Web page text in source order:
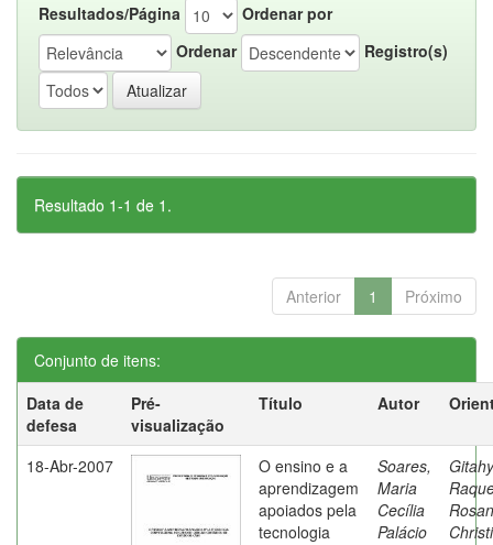
Resultados/Página
Ordenar por
Ordenar
Registro(s)
Resultado 1-1 de 1.
Anterior 1 Próximo
Conjunto de itens:
Data de
defesa
Pré-
visualização
Título Autor
18-Abr-2007
O ensino e a
aprendizagem
apoiados pela
tecnologia
Soares,
Maria
Cecília
Palácio
Rosan